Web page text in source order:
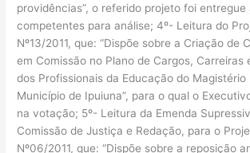
providências”, o referido projeto foi entregue
competentes para análise; 4º- Leitura do
Nº13/2011, que: “Dispõe sobre a Criação de
em Comissão no Plano de Cargos, Carreiras
dos Profissionais da Educação do Magistério
Município de Ipuiuna”, para o qual o
na votação; 5º- Leitura da Emenda
Comissão de Justiça e Redação, para o
Nº06/2011, que: “Dispõe sobre a reposição